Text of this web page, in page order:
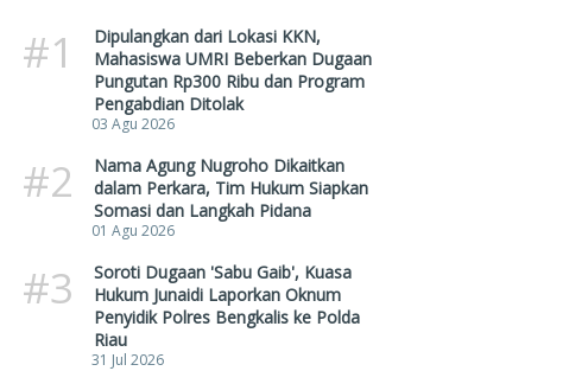
#1
Dipulangkan dari Lokasi KKN,
Mahasiswa UMRI Beberkan Dugaan
Pungutan Rp300 Ribu dan Program
Pengabdian Ditolak
03 Agu 2026
#2
Nama Agung Nugroho Dikaitkan
dalam Perkara, Tim Hukum Siapkan
Somasi dan Langkah Pidana
01 Agu 2026
#3
Soroti Dugaan 'Sabu Gaib', Kuasa
Hukum Junaidi Laporkan Oknum
Penyidik Polres Bengkalis ke Polda
Riau
31 Jul 2026